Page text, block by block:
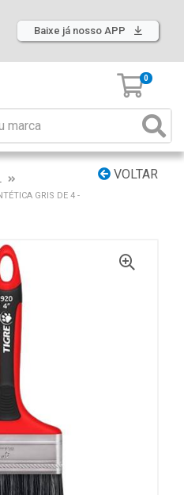
Baixe já nosso APP
0
VOLTAR
GRIS DE 4 -